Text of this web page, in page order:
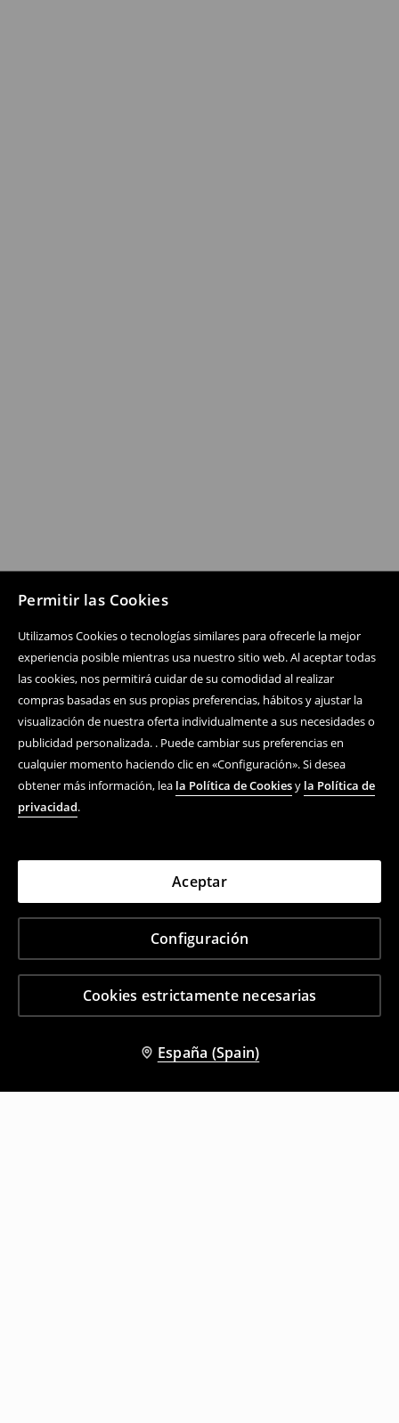
Permitir las Cookies
Utilizamos Cookies o tecnologías similares para ofrecerle la mejor
experiencia posible mientras usa nuestro sitio web. Al aceptar todas
las cookies, nos permitirá cuidar de su comodidad al realizar
compras basadas en sus propias preferencias, hábitos y ajustar la
visualización de nuestra oferta individualmente a sus necesidades o
publicidad personalizada. . Puede cambiar sus preferencias en
cualquier momento haciendo clic en «Configuración». Si desea
obtener más información, lea la Política de Cookiesy la Política de
privacidad.
Cookies estrictamente necesarias
Configuración
Aceptar
España (Spain)